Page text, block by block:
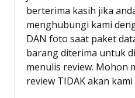
berterima kasih jika
menghubungi kami
DAN foto saat paket
barang diterima untuk
menulis review. Mohon
review TIDAK akan